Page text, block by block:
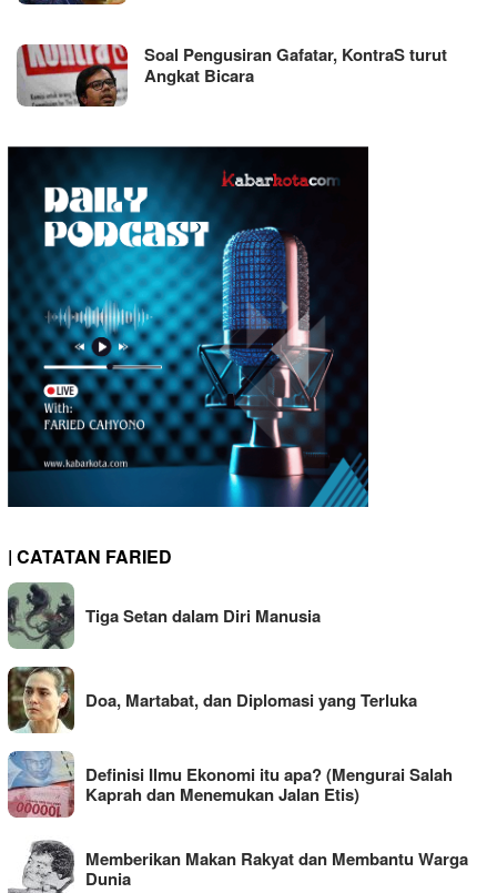
Soal Pengusiran Gafatar, KontraS turut
Angkat Bicara
| CATATAN FARIED
Tiga Setan dalam Diri Manusia
Doa, Martabat, dan Diplomasi yang Terluka
Definisi Ilmu Ekonomi itu apa? (Mengurai Salah
Kaprah dan Menemukan Jalan Etis)
Memberikan Makan Rakyat dan Membantu Warga
Dunia